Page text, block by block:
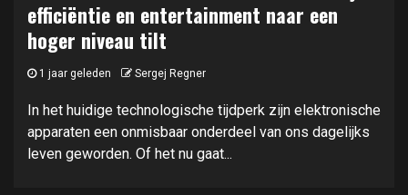
efficiëntie en entertainment naar een
hoger niveau tilt
1 jaar geleden Sergej Regner
In het huidige technologische tijdperk zijn elektronische
apparaten een onmisbaar onderdeel van ons dagelijks
leven geworden. Of het nu gaat...